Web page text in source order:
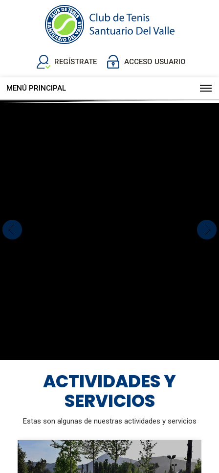
REGÍSTRATE ACCESO USUARIO
MENÚ PRINCIPAL
ACTIVIDADES Y
SERVICIOS
Estas son algunas de nuestras actividades y servicios